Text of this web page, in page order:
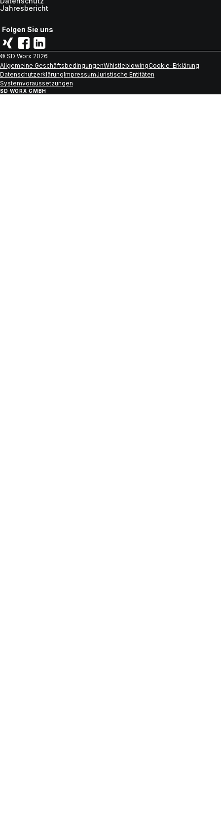
Jahresbericht
Folgen Sie uns
© SD Worx 2026
Allgemeine GeschäftsbedingungenWhistleblowingCookie-Erklärung
DatenschutzerklärungImpressumJuristische Entitäten
Systemvoraussetzungen
SD WORX GMBH